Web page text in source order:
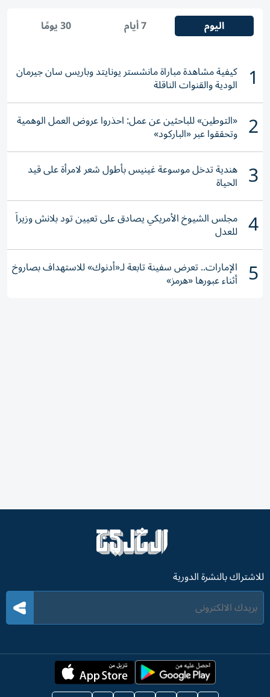
اليوم 7 أيام 30 يومًا
1 كيفية مشاهدة مباراة مانشستر يونايتد وباريس سان جيرمان
الودية والقنوات الناقلة
2 «التوطين» للباحثين عن عمل: احذروا عروض العمل الوهمية
وتحققوا عبر «الباركود»
3 هندية تدخل موسوعة غينيس بأطول شعر لامرأة على قيد
الحياة
4 مجلس الشيوخ الأمريكي يصادق على تعيين تود بلانش وزيراً
للعدل
5 الإمارات.. تعرض سفينة تابعة لـ«أدنوك» للاستهداف بصاروخ
أثناء عبورها «هرمز»
للاشتراك بالنشرة الدورية